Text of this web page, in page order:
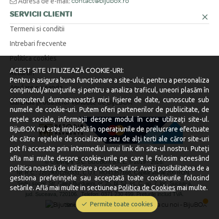
SERVICII CLIENTI
Termeni si conditii
Intrebari frecvente
Politica cookies
Retururi
Anulare comanda
Garantia produselor vandute de BijuBOX
© Copyright S.C. BIJUBOX S.R.L. © 2019 -2026.
Nr. R.C.: J2019001260331, C.U.I.: RO41357168, Capital social 200 RON.
Sediu social: Str. Calea Burdujeni, nr. 25, bl. 52, sc. C, ap. 7, loc. Suceava,
jud. Suceava, 720106.
Telefon: 0371 230 499. Preturile includ TVA.
Stocurile sunt afișate în timp real.
Permite toate cookies
ACEST SITE UTILIZEAZĂ COOKIE-URI:
Pentru a asigura buna funcționare a site-ului, pentru a personaliza
conținutul/anunțurile și pentru a analiza traficul, uneori plasăm în
computerul dumneavoastră mici fișiere de date, cunoscute sub
numele de cookie-uri. Putem oferi partenerilor de publicitate, de
rețele sociale, informații despre modul în care utilizați site-ul.
BijuBOX nu este implicată în operațiunile de prelucrare efectuate
de către rețelele de socializare sau de alți terti ale căror site-uri
pot fi accesate prin intermediul unui link din site-ul nostru. Puteți
afla mai multe despre cookie-urile pe care le folosim aceesând
politica noastră de utilziare a cookie-urilor. Aveți posibilitatea de a
gestiona preferințele sau acceptată toate cookieurile folosind
setările. Află mai multe in sectiunea Politica de Cookiesmai multe.